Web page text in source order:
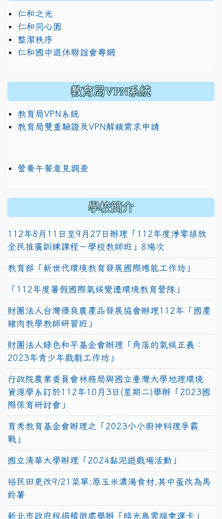
仁和之光
仁和同心園
整潔秩序
仁和國中退休聯誼會專網
教育局VPN系統
教育局VPN系統
教育局雙重驗證及VPN解鎖需求申請
營養午餐意見調查
學校簡介
112年8月11日至9月27日辦理「112年度淨零排放
全民推廣訓練課程－學校教師班」8場次
教育部「新世代環境教育發展國際增能工作坊」
「112年度暑假國際氣候變遷環境教育營隊」
財團法人台灣優良農產品發展協會辦理112年「國產
豬肉教學教師研習班」
財團法人綠色和平基金會辦理「角落的氣候正義：
2023年青少年戲劇工作坊」
行政院農業委員會林務局與國立臺灣大學地理環境
資源學系訂於112年10月3日(星期二)舉辦「2023國
際保育研討會」
育秀教育基金會辦理之「2023小小廚神料理爭霸
戰」
國立清華大學辦理「2024黏泥遊戲場活動」
裕民田更改9/21菜單:原玉米濃湯食材,其中蛋改為馬
鈴薯
新北市政府稅捐稽徵處舉辦「暗光鳥雲端幸運卡」